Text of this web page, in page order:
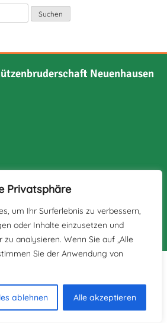
Privatsphäre
um Ihr Surferlebnis zu verbessern,
oder Inhalte einzusetzen und
analysieren. Wenn Sie auf „Alle
Sie der Anwendung von
ablehnen Alle akzeptieren
Neuenhausen